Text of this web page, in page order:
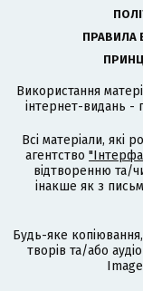
ПРАВИЛА
Використання
інтернет-видань -
Всі матеріали, які
агентство
відтворенню та/
інакше як з
Будь-яке
творів та/або